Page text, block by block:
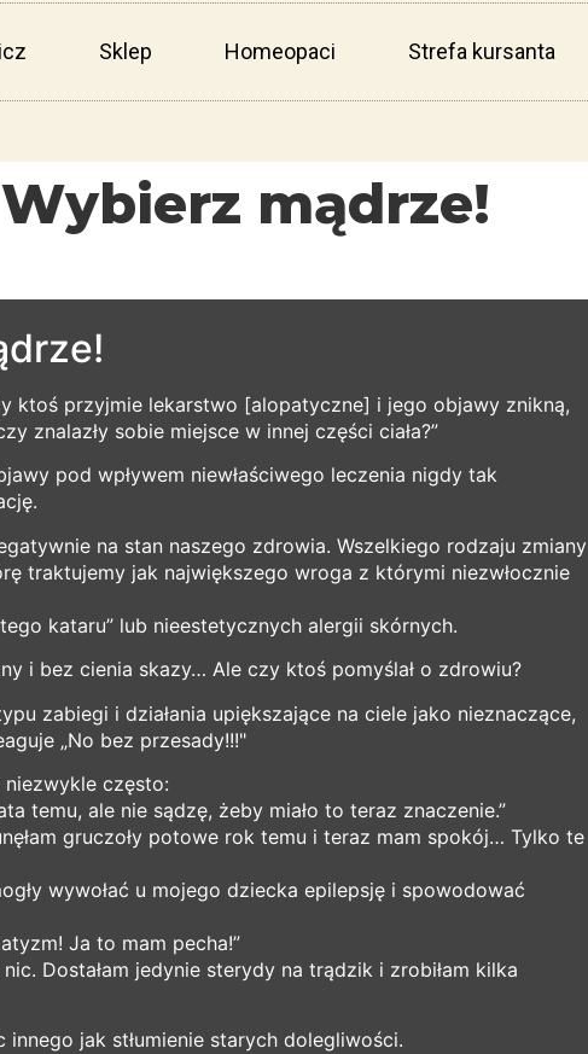
Sklep Homeopaci Strefa kursanta
mądrze!
ktoś przyjmie lekarstwo [alopatyczne] i jego objawy znikną,
znalazły sobie miejsce w innej części ciała?”
pod wpływem niewłaściwego leczenia nigdy tak
na stan naszego zdrowia. Wszelkiego rodzaju zmiany
traktujemy jak największego wroga z którymi niezwłocznie
kataru” lub nieestetycznych alergii skórnych.
i bez cienia skazy… Ale czy ktoś pomyślał o zdrowiu?
zabiegi i działania upiększające na ciele jako nieznaczące,
„No bez przesady!!!"
często:
temu, ale nie sądzę, żeby miało to teraz znaczenie.”
gruczoły potowe rok temu i teraz mam spokój… Tylko te
wywołać u mojego dziecka epilepsję i spowodować
Ja to mam pecha!”
Dostałam jedynie sterydy na trądzik i zrobiłam kilka
jak stłumienie starych dolegliwości.